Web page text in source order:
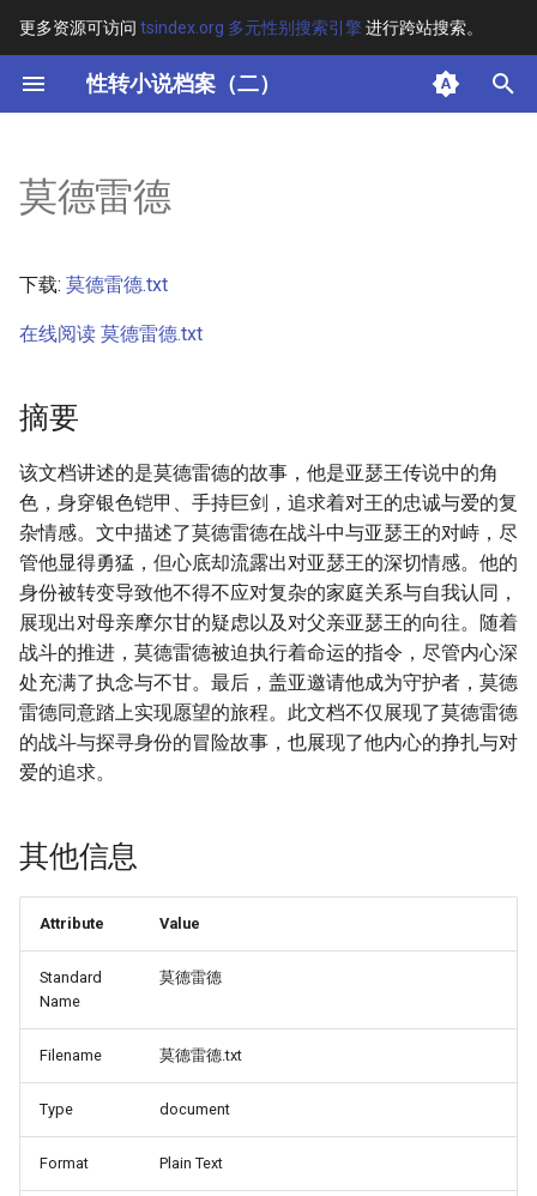
更多资源可访问 tsindex.org 多元性别搜索引擎进行跨站搜索。
性转小说档案（二）
键
开
搜
索
其他信息
正文
莫德雷德
下载: 莫德雷德.txt
在线阅读 莫德雷德.txt
摘要
该文档讲述的是莫德雷德的故事，他是亚瑟王传说中的角
色，身穿银色铠甲、手持巨剑，追求着对王的忠诚与爱的复
杂情感。文中描述了莫德雷德在战斗中与亚瑟王的对峙，尽
管他显得勇猛，但心底却流露出对亚瑟王的深切情感。他的
身份被转变导致他不得不应对复杂的家庭关系与自我认同，
展现出对母亲摩尔甘的疑虑以及对父亲亚瑟王的向往。随着
战斗的推进，莫德雷德被迫执行着命运的指令，尽管内心深
处充满了执念与不甘。最后，盖亚邀请他成为守护者，莫德
雷德同意踏上实现愿望的旅程。此文档不仅展现了莫德雷德
的战斗与探寻身份的冒险故事，也展现了他内心的挣扎与对
爱的追求。
其他信息
Attribute Value
Standard
Name
莫德雷德
Filename 莫德雷德.txt
Type document
Format Plain Text